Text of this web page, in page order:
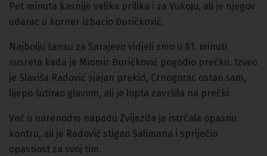
Pet minuta kasnije velika prilika i za Vukoju, ali je njegov
udarac u korner izbacio Đurićković.
Najbolju šansu za Sarajevo vidjeli smo u 81. minuti
susreta kada je Miomir Đurićković pogodio prečku. Izveo
je Slaviša Radović sjajan prekid, Crnogorac ostao sam,
lijepo šutirao glavom, ali je lopta završila na prečki.
Već u narenodm napadu Zvijezda je istrčala opasnu
kontru, ali je Radović stigao Salimana i spriječio
opasnost za svoj tim.